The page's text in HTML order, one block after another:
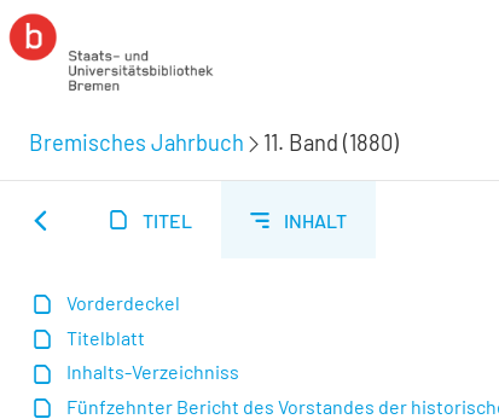
Bremisches Jahrbuch 11. Band (1880)
TITEL INHALT
Vorderdeckel
Titelblatt
Inhalts-Verzeichniss
Fünfzehnter Bericht des Vorstandes der